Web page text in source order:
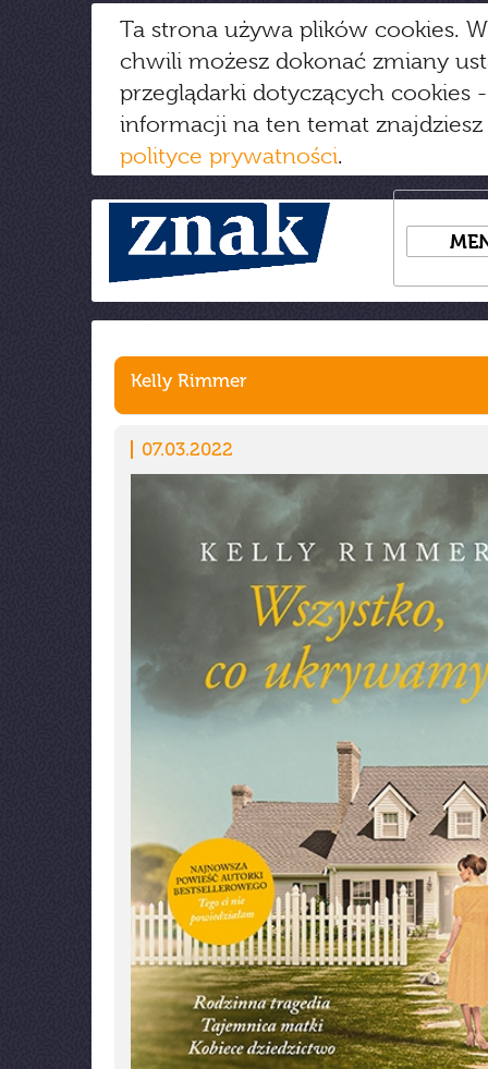
Ta strona używa plików cookies.
chwili możesz dokonać zmiany
przeglądarki dotyczących cookies
informacji na ten temat
polityce prywatności.
Kelly Rimmer
07.03.2022